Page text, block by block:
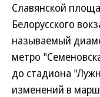
Славянской
Белорусского
называемый
метро
до стадиона
изменений в